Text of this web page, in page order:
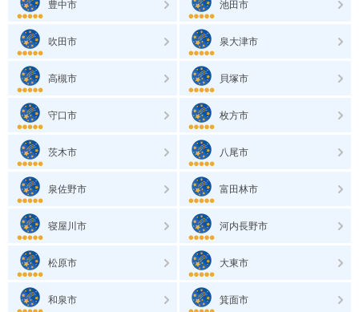
豊中市 池田市
吹田市 泉大津市
高槻市 貝塚市
守口市 枚方市
茨木市 八尾市
泉佐野市 富田林市
寝屋川市 河内長野市
松原市 大東市
和泉市 箕面市